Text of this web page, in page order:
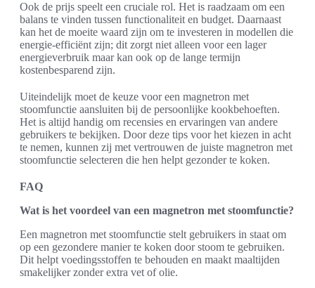
Ook de prijs speelt een cruciale rol. Het is raadzaam om een
balans te vinden tussen functionaliteit en budget. Daarnaast
kan het de moeite waard zijn om te investeren in modellen die
energie-efficiënt zijn; dit zorgt niet alleen voor een lager
energieverbruik maar kan ook op de lange termijn
kostenbesparend zijn.
Uiteindelijk moet de keuze voor een magnetron met
stoomfunctie aansluiten bij de persoonlijke kookbehoeften.
Het is altijd handig om recensies en ervaringen van andere
gebruikers te bekijken. Door deze tips voor het kiezen in acht
te nemen, kunnen zij met vertrouwen de juiste magnetron met
stoomfunctie selecteren die hen helpt gezonder te koken.
FAQ
Wat is het voordeel van een magnetron met stoomfunctie?
Een magnetron met stoomfunctie stelt gebruikers in staat om
op een gezondere manier te koken door stoom te gebruiken.
Dit helpt voedingsstoffen te behouden en maakt maaltijden
smakelijker zonder extra vet of olie.